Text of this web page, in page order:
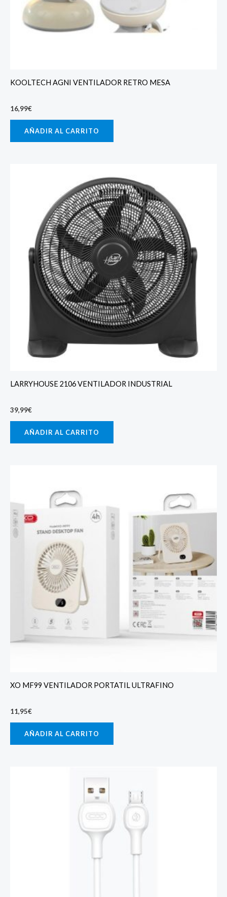
KOOLTECH AGNI VENTILADOR RETRO MESA
16,99€
AÑADIR AL CARRITO
LARRYHOUSE 2106 VENTILADOR INDUSTRIAL
39,99€
AÑADIR AL CARRITO
XO MF99 VENTILADOR PORTATIL ULTRAFINO
11,95€
AÑADIR AL CARRITO